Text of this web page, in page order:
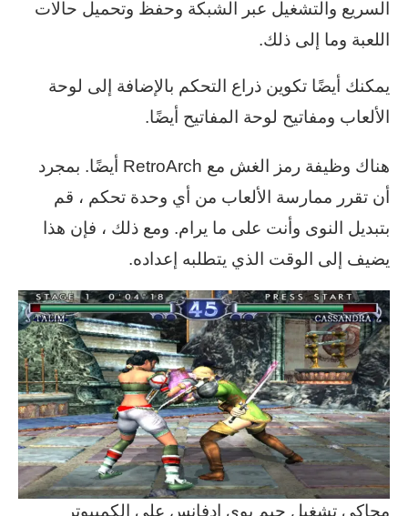
السريع والتشغيل عبر الشبكة وحفظ وتحميل حالات
اللعبة وما إلى ذلك.
يمكنك أيضًا تكوين ذراع التحكم بالإضافة إلى لوحة
الألعاب ومفاتيح لوحة المفاتيح أيضًا.
هناك وظيفة رمز الغش مع RetroArch أيضًا. بمجرد
أن تقرر ممارسة الألعاب من أي وحدة تحكم ، قم
بتبديل النوى وأنت على ما يرام. ومع ذلك ، فإن هذا
يضيف إلى الوقت الذي يتطلبه إعداده.
محاكي تشغيل جيم بوي ادفانس على الكمبيوتر